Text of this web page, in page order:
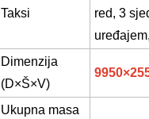
Taksi
red, 3
Dimenzija
(D×Š×V)
9950×25
Ukupna masa